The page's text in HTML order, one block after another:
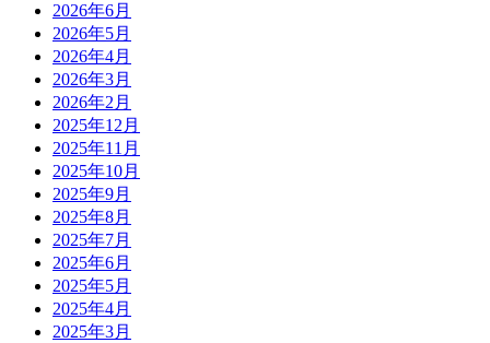
2026年6月
2026年5月
2026年4月
2026年3月
2026年2月
2025年12月
2025年11月
2025年10月
2025年9月
2025年8月
2025年7月
2025年6月
2025年5月
2025年4月
2025年3月